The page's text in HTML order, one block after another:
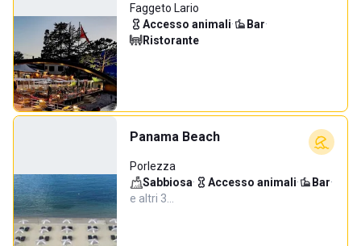
Faggeto Lario
Accesso animali· Bar·
Ristorante
Panama Beach
Porlezza
Sabbiosa· Accesso animali· Bar·
e altri 3…